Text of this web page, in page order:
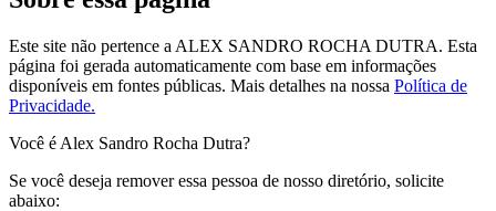
Este site não pertence a ALEX SANDRO ROCHA DUTRA. Esta
página foi gerada automaticamente com base em informações
disponíveis em fontes públicas. Mais detalhes na nossa Política de
Privacidade.
Você é Alex Sandro Rocha Dutra?
Se você deseja remover essa pessoa de nosso diretório, solicite
abaixo: